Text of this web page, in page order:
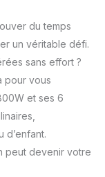
du temps
un véritable défi.
sans effort ?
pour vous
et ses 6
d’enfant.
peut devenir votre